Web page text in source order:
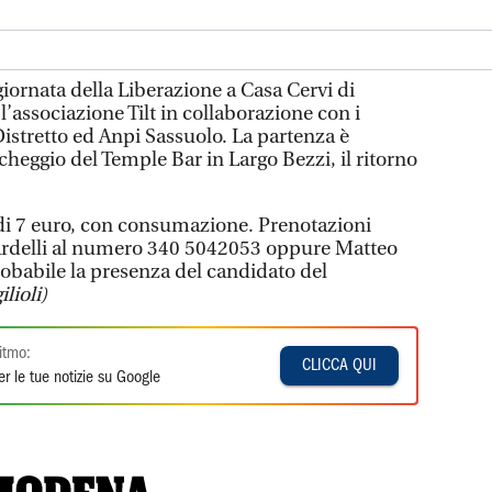
della Liberazione a Casa Cervi di
Tilt in collaborazione con i
ed Anpi Sassuolo. La partenza è
del Temple Bar in Largo Bezzi, il ritorno
7 euro, con consumazione. Prenotazioni
al numero 340 5042053 oppure Matteo
la presenza del candidato del
le tue notizie su Google
CLICCA QUI